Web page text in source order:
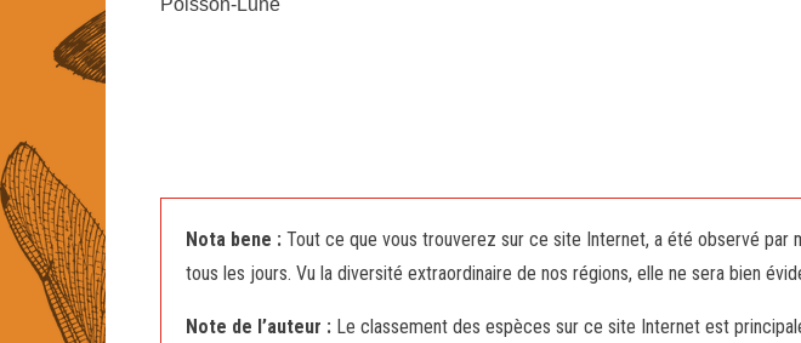
Nota bene : Tout ce que vous trouverez sur ce site Internet, a été observé par
tous les jours. Vu la diversité extraordinaire de nos régions, elle ne sera bien
Note de l’auteur : Le classement des espèces sur ce site Internet est